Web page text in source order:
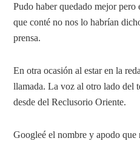
Pudo haber quedado mejor pero
que conté no nos lo habrían
prensa.
En otra ocasión al estar en la
llamada. La voz al otro lado del
desde del Reclusorio Oriente.
Googleé el nombre y apodo que